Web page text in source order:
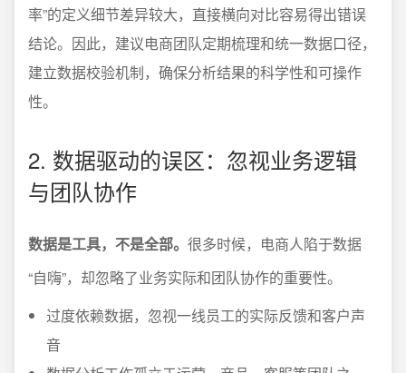
率”的定义细节差异较大，直接横向对比容易得出错误
结论。因此，建议电商团队定期梳理和统一数据口径，
建立数据校验机制，确保分析结果的科学性和可操作
性。
2. 数据驱动的误区：忽视业务逻辑
与团队协作
数据是工具，不是全部。 很多时候，电商人陷于数据
“自嗨”，却忽略了业务实际和团队协作的重要性。
过度依赖数据，忽视一线员工的实际反馈和客户声
音